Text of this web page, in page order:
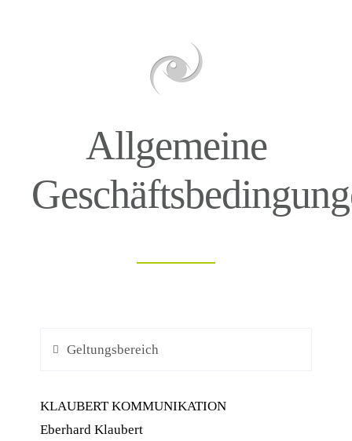
Allgemeine
Geltungsbereich
KLAUBERT KOMMUNIKATION
Eberhard Klaubert